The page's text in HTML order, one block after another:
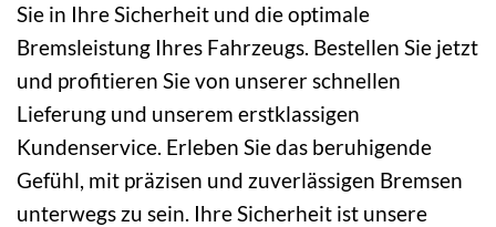
Sie in Ihre Sicherheit und die optimale
Bremsleistung Ihres Fahrzeugs. Bestellen Sie jetzt
und profitieren Sie von unserer schnellen
Lieferung und unserem erstklassigen
Kundenservice. Erleben Sie das beruhigende
Gefühl, mit präzisen und zuverlässigen Bremsen
unterwegs zu sein. Ihre Sicherheit ist unsere